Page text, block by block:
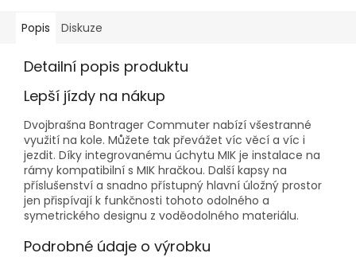
Popis Diskuze
Detailní popis produktu
Lepší jízdy na nákup
Dvojbrašna Bontrager Commuter nabízí všestranné
využití na kole. Můžete tak převážet víc věcí a víc i
jezdit. Díky integrovanému úchytu MIK je instalace na
rámy kompatibilní s MIK hračkou. Další kapsy na
příslušenství a snadno přístupný hlavní úložný prostor
jen přispívají k funkčnosti tohoto odolného a
symetrického designu z voděodolného materiálu.
Podrobné údaje o výrobku